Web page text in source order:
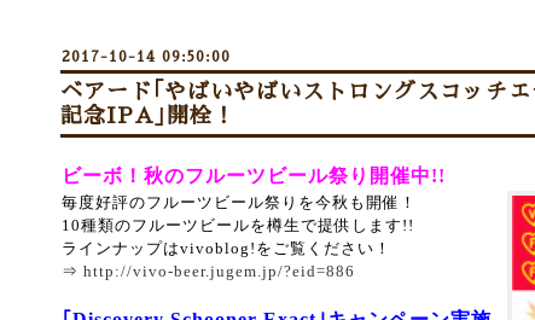
2017-10-14 09:50:00
ベアード｢やばいやばいストロングスコッチ
記念IPA｣開栓！
ビーボ！秋のフルーツビール祭り開催中!!
毎度好評のフルーツビール祭りを今秋も開催！
10種類のフルーツビールを樽生で提供します!!
ラインナップはvivoblog!をご覧ください！
⇒ http://vivo-beer.jugem.jp/?eid=886